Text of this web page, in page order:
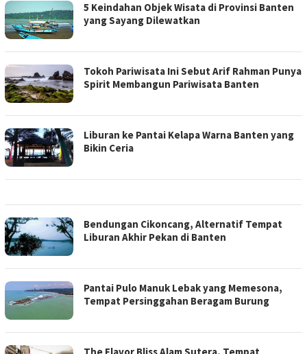
5 Keindahan Objek Wisata di Provinsi Banten
yang Sayang Dilewatkan
Tokoh Pariwisata Ini Sebut Arif Rahman Punya
Spirit Membangun Pariwisata Banten
Liburan ke Pantai Kelapa Warna Banten yang
Bikin Ceria
Bendungan Cikoncang, Alternatif Tempat
Liburan Akhir Pekan di Banten
Pantai Pulo Manuk Lebak yang Memesona,
Tempat Persinggahan Beragam Burung